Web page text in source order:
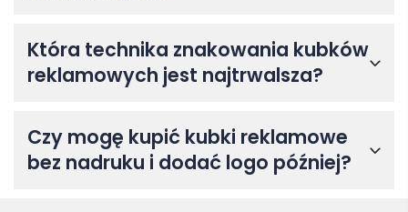
Która technika znakowania kubków
reklamowych jest najtrwalsza?
Czy mogę kupić kubki reklamowe
bez nadruku i dodać logo później?